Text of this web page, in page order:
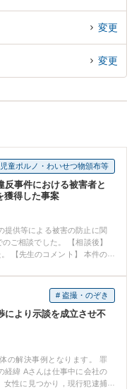
変更
変更
童ポルノ・わいせつ物頒布等
反事件における被害者と
獲得した事案
提供等による被害の防止に関
ご相談でした。 【相談後】
【先生のコメント】 本件の
で示談することが重要となり
# 盗撮・のぞき
により示談を成立させ不
の解決事例となります。 罪
経緯 Aさんは仕事中に会社の
女性に見つかり，現行犯逮捕